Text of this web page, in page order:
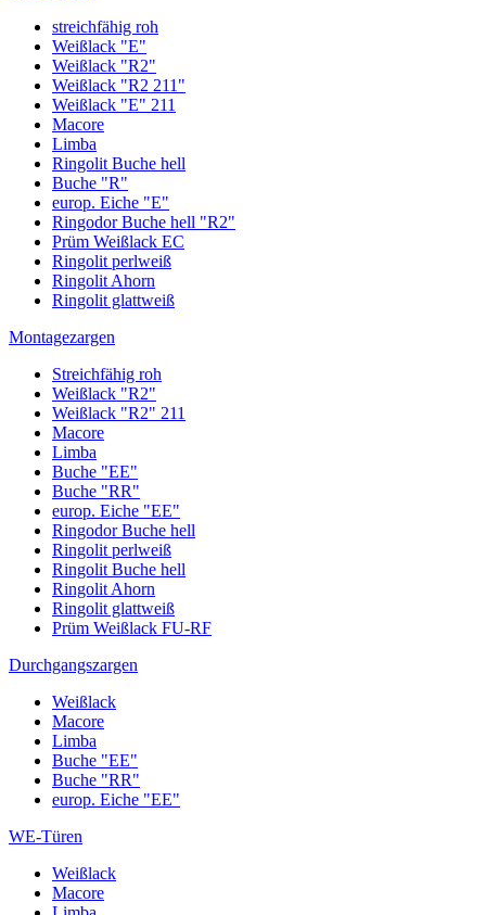
streichfähig roh
Weißlack "E"
Weißlack "R2"
Weißlack "R2 211"
Weißlack "E" 211
Macore
Limba
Ringolit Buche hell
Buche "R"
europ. Eiche "E"
Ringodor Buche hell "R2"
Prüm Weißlack EC
Ringolit perlweiß
Ringolit Ahorn
Ringolit glattweiß
Montagezargen
Streichfähig roh
Weißlack "R2"
Weißlack "R2" 211
Macore
Limba
Buche "EE"
Buche "RR"
europ. Eiche "EE"
Ringodor Buche hell
Ringolit perlweiß
Ringolit Buche hell
Ringolit Ahorn
Ringolit glattweiß
Prüm Weißlack FU-RF
Durchgangszargen
Weißlack
Macore
Limba
Buche "EE"
Buche "RR"
europ. Eiche "EE"
WE-Türen
Weißlack
Macore